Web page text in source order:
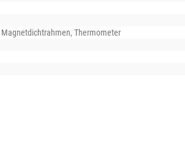
Magnetdichtrahmen, Thermometer